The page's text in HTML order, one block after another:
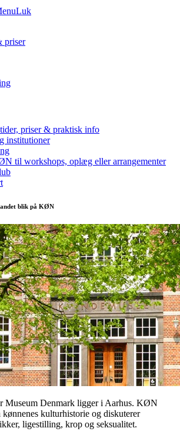
Luk
priser
priser & praktisk info
institutioner
til workshops, oplæg eller arrangementer
andet blik på KØN
Museum Denmark ligger i Aarhus. KØN
kulturhistorie og diskuterer
ligestilling, krop og seksualitet.